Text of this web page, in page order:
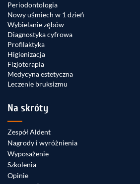
Periodontologia
Nowy uśmiech w 1 dzień
Wybielanie zębów
Diagnostyka cyfrowa
Profilaktyka
Higienizacja
Fizjoterapia
Medycyna estetyczna
Leczenie bruksizmu
Na skróty
Zespół Aldent
Nagrody i wyróżnienia
Wyposażenie
Szkolenia
Opinie